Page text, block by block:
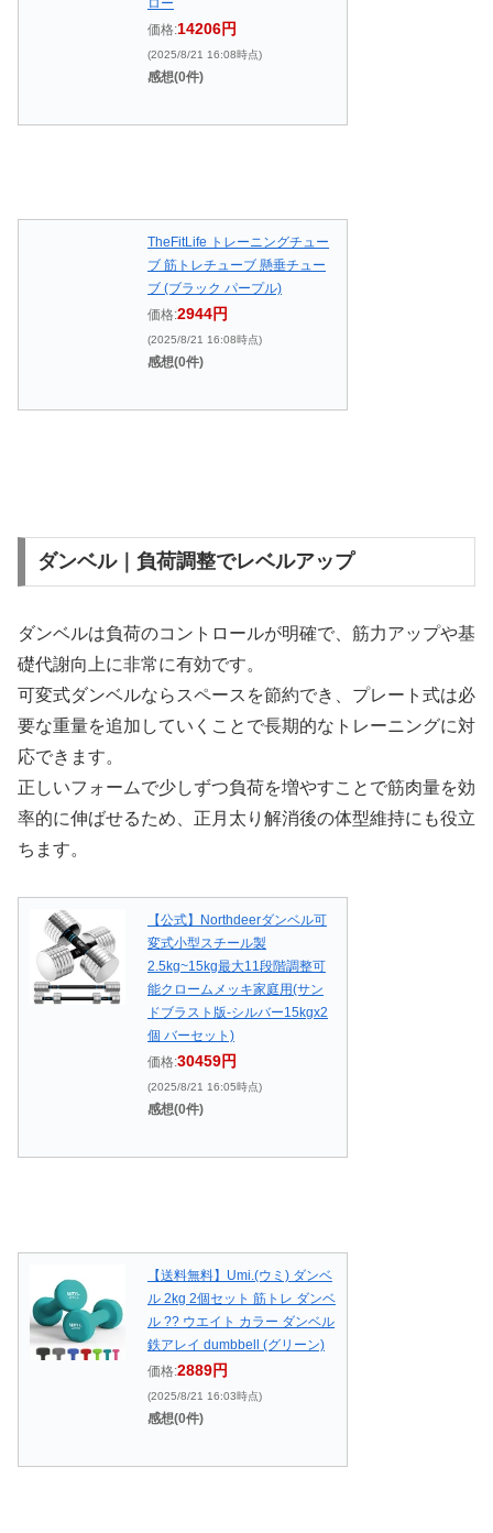
価格:14206円
(2025/8/21 16:08時点)
感想(0件)
TheFitLife トレーニングチュー
ブ 筋トレチューブ 懸垂チュー
ブ (ブラック パープル)
価格:2944円
(2025/8/21 16:08時点)
感想(0件)
ダンベル｜負荷調整でレベルアップ
ダンベルは負荷のコントロールが明確で、筋力アップや基
礎代謝向上に非常に有効です。
可変式ダンベルならスペースを節約でき、プレート式は必
要な重量を追加していくことで長期的なトレーニングに対
応できます。
正しいフォームで少しずつ負荷を増やすことで筋肉量を効
率的に伸ばせるため、正月太り解消後の体型維持にも役立
ちます。
【公式】Northdeerダンベル可
変式小型スチール製
2.5kg~15kg最大11段階調整可
能クロームメッキ家庭用(サン
ドブラスト版-シルバー15kgx2
個 バーセット)
価格:30459円
(2025/8/21 16:05時点)
感想(0件)
【送料無料】Umi.(ウミ) ダンベ
ル 2kg 2個セット 筋トレ ダンベ
ル ?? ウエイト カラー ダンベル
鉄アレイ dumbbell (グリーン)
価格:2889円
(2025/8/21 16:03時点)
感想(0件)